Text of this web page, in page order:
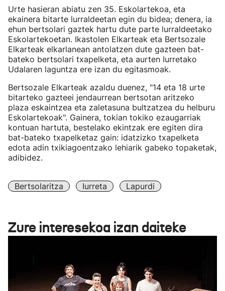
Urte hasieran abiatu zen 35. Eskolartekoa, eta
ekainera bitarte lurraldeetan egin du bidea; denera, ia
ehun bertsolari gaztek hartu dute parte lurraldeetako
Eskolartekoetan. Ikastolen Elkarteak eta Bertsozale
Elkarteak elkarlanean antolatzen dute gazteen bat-
bateko bertsolari txapelketa, eta aurten Iurretako
Udalaren laguntza ere izan du egitasmoak.
Bertsozale Elkarteak azaldu duenez, "14 eta 18 urte
bitarteko gazteei jendaurrean bertsotan aritzeko
plaza eskaintzea eta zaletasuna bultzatzea du helburu
Eskolartekoak". Gainera, tokian tokiko ezaugarriak
kontuan hartuta, bestelako ekintzak ere egiten dira
bat-bateko txapelketaz gain: idatzizko txapelketa
edota adin txikiagoentzako lehiarik gabeko topaketak,
adibidez.
Bertsolaritza Iurreta Lapurdi
Zure interesekoa izan daiteke